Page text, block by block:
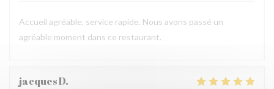
Accueil agréable, service rapide. Nous avons passé un
agréable moment dans ce restaurant.
jacquesD